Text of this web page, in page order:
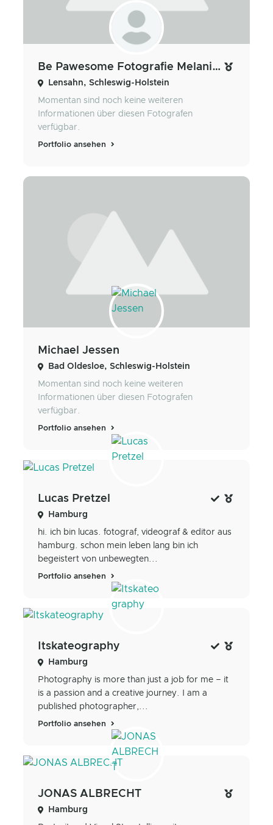
Be Pawesome Fotografie Melanie Krause
Lensahn, Schleswig-Holstein
Momentan sind noch keine weiteren
Informationen über diesen Fotografen
verfügbar.
Portfolio ansehen
Michael Jessen
Bad Oldesloe, Schleswig-Holstein
Momentan sind noch keine weiteren
Informationen über diesen Fotografen
verfügbar.
Portfolio ansehen
Lucas Pretzel
Hamburg
hi. ich bin lucas. fotograf, videograf & editor aus
hamburg. schon mein leben lang bin ich
begeistert von unbewegten...
Portfolio ansehen
Itskateography
Hamburg
Photography is more than just a job for me – it
is a passion and a creative journey. I am a
published photographer,...
Portfolio ansehen
JONAS ALBRECHT
Hamburg